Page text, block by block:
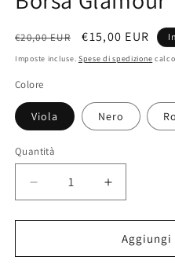
Prezzo
di
€20,00 EUR
Prezzo
scontato
€15,00 EUR
Imposte incluse. Spese di spedizione
Colore
Viola Nero
Quantità
Diminuisci
quantità
per
Glamour
Aumenta
quantità
per
Borsa
Glamour